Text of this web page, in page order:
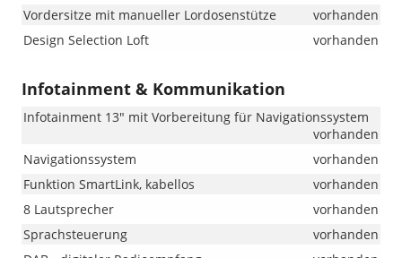
Vordersitze mit manueller Lordosenstütze
vorhanden
Design Selection Loft
vorhanden
Infotainment & Kommunikation
Infotainment 13" mit Vorbereitung für Navigationssystem
vorhanden
Navigationssystem
vorhanden
Funktion SmartLink, kabellos
vorhanden
8 Lautsprecher
vorhanden
Sprachsteuerung
vorhanden